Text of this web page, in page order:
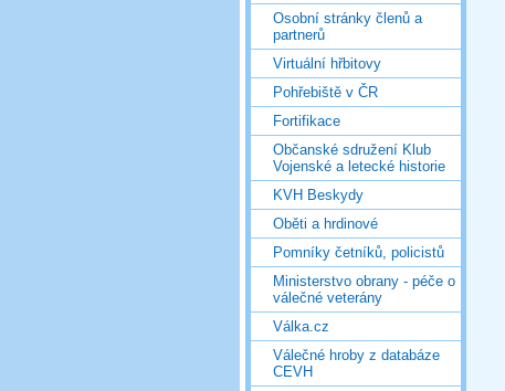
Osobní stránky členů a
partnerů
Virtuální hřbitovy
Pohřebiště v ČR
Fortifikace
Občanské sdružení Klub
Vojenské a letecké historie
KVH Beskydy
Oběti a hrdinové
Pomníky četníků, policistů
Ministerstvo obrany - péče o
válečné veterány
Válka.cz
Válečné hroby z databáze
CEVH